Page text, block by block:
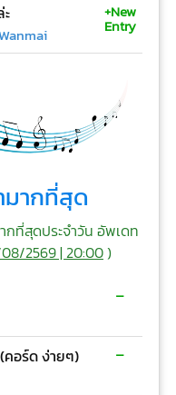
+New
Entry
ากที่สุด
ที่สุดประจำวัน อัพเดท
2569 | 20:00)
-
คอร์ด ง่ายๆ) -